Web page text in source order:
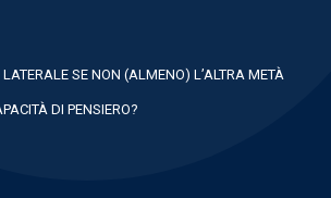
LATERALE SE NON (ALMENO) L’ALTRA METÀ
DI PENSIERO?